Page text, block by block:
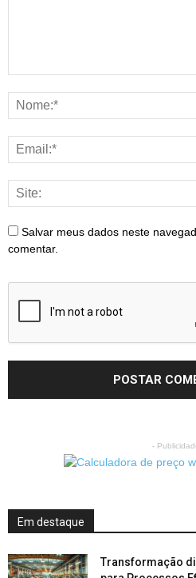
Salvar meus dados neste
comentar.
-
Em destaque
Transformação